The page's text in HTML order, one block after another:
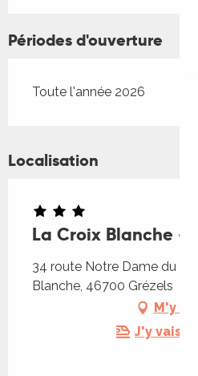
Périodes d'ouverture
Toute l'année 2026
Localisation
La Croix Blanche -
34 route Notre Dame du
Blanche, 46700 Grézels
M'y
J'y vais